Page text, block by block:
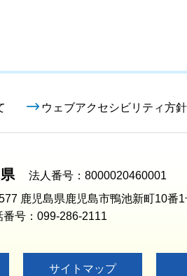
ウェブアクセシビリティ方針
法人番号：8000020460001
鹿児島県鹿児島市鴨池新町10番1
番号：099-286-2111
サイトマップ